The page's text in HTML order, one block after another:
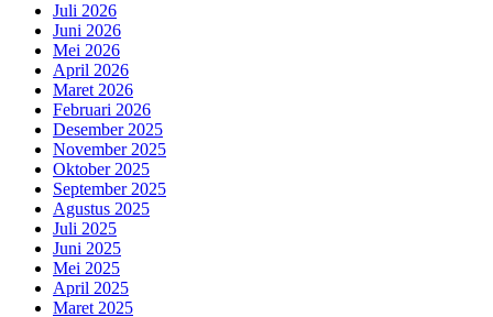
Juli 2026
Juni 2026
Mei 2026
April 2026
Maret 2026
Februari 2026
Desember 2025
November 2025
Oktober 2025
September 2025
Agustus 2025
Juli 2025
Juni 2025
Mei 2025
April 2025
Maret 2025